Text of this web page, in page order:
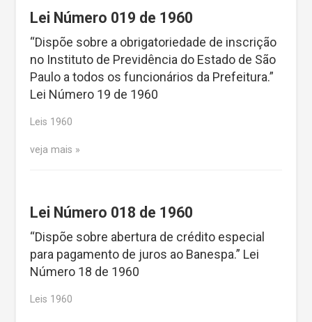
Lei Número 019 de 1960
“Dispõe sobre a obrigatoriedade de inscrição
no Instituto de Previdência do Estado de São
Paulo a todos os funcionários da Prefeitura.”
Lei Número 19 de 1960
Leis 1960
veja mais
Lei Número 018 de 1960
“Dispõe sobre abertura de crédito especial
para pagamento de juros ao Banespa.” Lei
Número 18 de 1960
Leis 1960